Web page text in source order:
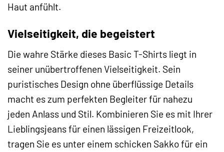
Haut anfühlt.
Vielseitigkeit, die begeistert
Die wahre Stärke dieses Basic T-Shirts liegt in
seiner unübertroffenen Vielseitigkeit. Sein
puristisches Design ohne überflüssige Details
macht es zum perfekten Begleiter für nahezu
jeden Anlass und Stil. Kombinieren Sie es mit Ihrer
Lieblingsjeans für einen lässigen Freizeitlook,
tragen Sie es unter einem schicken Sakko für ein